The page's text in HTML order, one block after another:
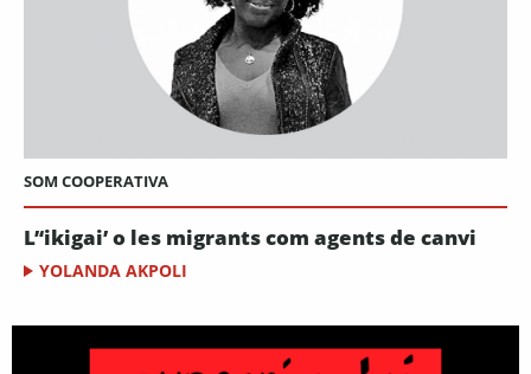
SOM COOPERATIVA
L’‘ikigai’ o les migrants com agents de canvi
YOLANDA AKPOLI